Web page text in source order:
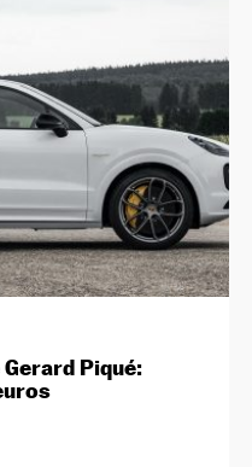
Piqué: